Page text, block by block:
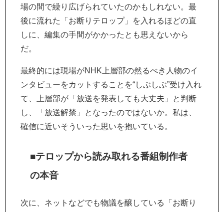
場の間で繰り広げられていたのかもしれない。最
後に流れた「お断りテロップ」を入れるほどの直
しに、編集の手間がかかったとも思えないから
だ。
最終的には現場がNHK上層部の然るべき人物のイ
ンタビューをカットすることを“しぶしぶ”受け入れ
て、上層部が「放送を発表しても大丈夫」と判断
し、「放送解禁」となったのではないか。私は、
確信に近いそういった思いを抱いている。
■テロップから読み取れる番組制作者
の本音
次に、ネットなどでも物議を醸している「お断り